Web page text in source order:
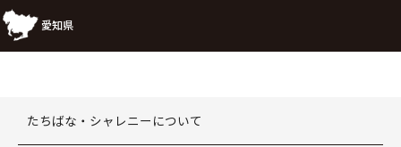
愛知県
たちばな・シャレニーについて